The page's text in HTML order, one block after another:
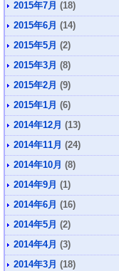
2015年7月 (18)
2015年6月 (14)
2015年5月 (2)
2015年3月 (8)
2015年2月 (9)
2015年1月 (6)
2014年12月 (13)
2014年11月 (24)
2014年10月 (8)
2014年9月 (1)
2014年6月 (16)
2014年5月 (2)
2014年4月 (3)
2014年3月 (18)